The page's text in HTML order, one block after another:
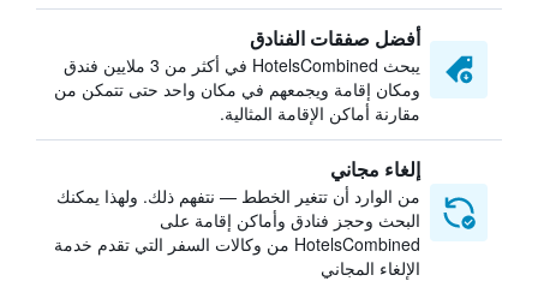
أفضل صفقات الفنادق
يبحث HotelsCombined في أكثر من 3 ملايين فندق
ومكان إقامة ويجمعهم في مكان واحد حتى تتمكن من
مقارنة أماكن الإقامة المثالية.
إلغاء مجاني
من الوارد أن تتغير الخطط — نتفهم ذلك. ولهذا يمكنك
البحث وحجز فنادق وأماكن إقامة على
HotelsCombined من وكالات السفر التي تقدم خدمة
الإلغاء المجاني